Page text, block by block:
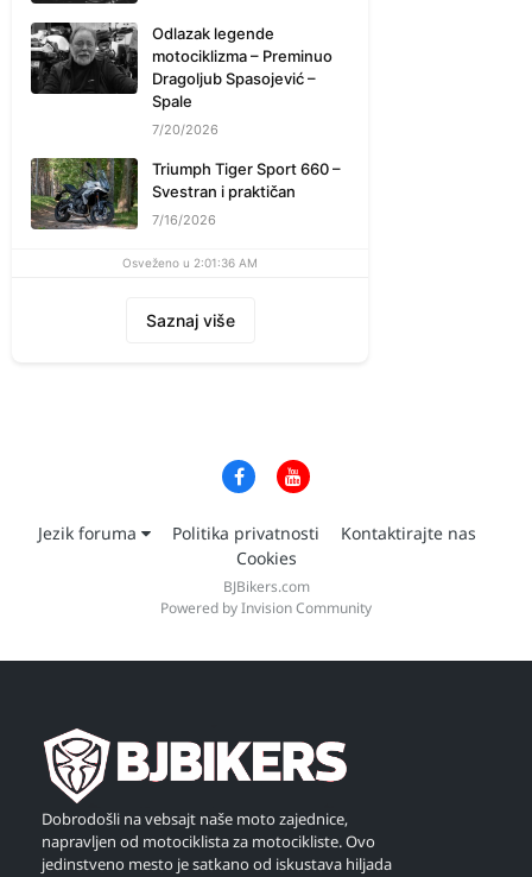
Odlazak legende
motociklizma – Preminuo
Dragoljub Spasojević –
Spale
7/20/2026
Triumph Tiger Sport 660 –
Svestran i praktičan
7/16/2026
Osveženo u 2:01:36 AM
Saznaj više
Jezik foruma Politika privatnosti
Kontaktirajte nas
Cookies
BJBikers.com
Powered by Invision Community
Dobrodošli na vebsajt naše moto zajednice,
napravljen od motociklista za motocikliste. Ovo
jedinstveno mesto je satkano od iskustava hiljada